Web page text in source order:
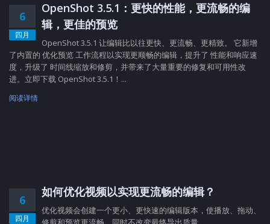
6
四月
OpenShot 3.5.1：更快的性能，更流畅的编
辑，更佳的预览
OpenShot 3.5.1 让编辑比以往更快、更流畅、更精致。 它新增
了内置的 优化预览 工作流程以实现更顺畅的编辑，提升了 性能和响应速
度，升级了 时间线缩放和修剪，并带来了大量重要的修复和可用性改
进。立即下载 OpenShot 3.5.1！...
阅读详情
6
四月
如何优化视频以实现更流畅的编辑？
优化视频会创建一个更小、更快速的编辑版本，使播放、拖动、